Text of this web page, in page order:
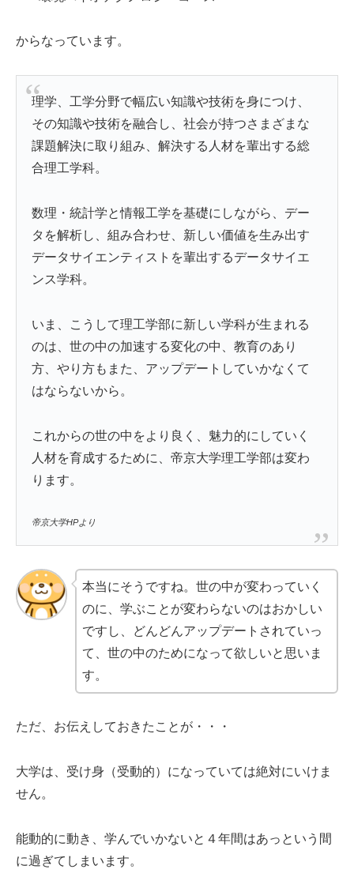
からなっています。
理学、工学分野で幅広い知識や技術を身につけ、
その知識や技術を融合し、社会が持つさまざまな
課題解決に取り組み、解決する人材を輩出する総
合理工学科。
数理・統計学と情報工学を基礎にしながら、デー
タを解析し、組み合わせ、新しい価値を生み出す
データサイエンティストを輩出するデータサイエ
ンス学科。
いま、こうして理工学部に新しい学科が生まれる
のは、世の中の加速する変化の中、教育のあり
方、やり方もまた、アップデートしていかなくて
はならないから。
これからの世の中をより良く、魅力的にしていく
人材を育成するために、帝京大学理工学部は変わ
ります。
帝京大学HPより
本当にそうですね。世の中が変わっていく
のに、学ぶことが変わらないのはおかしい
ですし、どんどんアップデートされていっ
て、世の中のためになって欲しいと思いま
す。
ただ、お伝えしておきたことが・・・
大学は、受け身（受動的）になっていては絶対にいけま
せん。
能動的に動き、学んでいかないと４年間はあっという間
に過ぎてしまいます。